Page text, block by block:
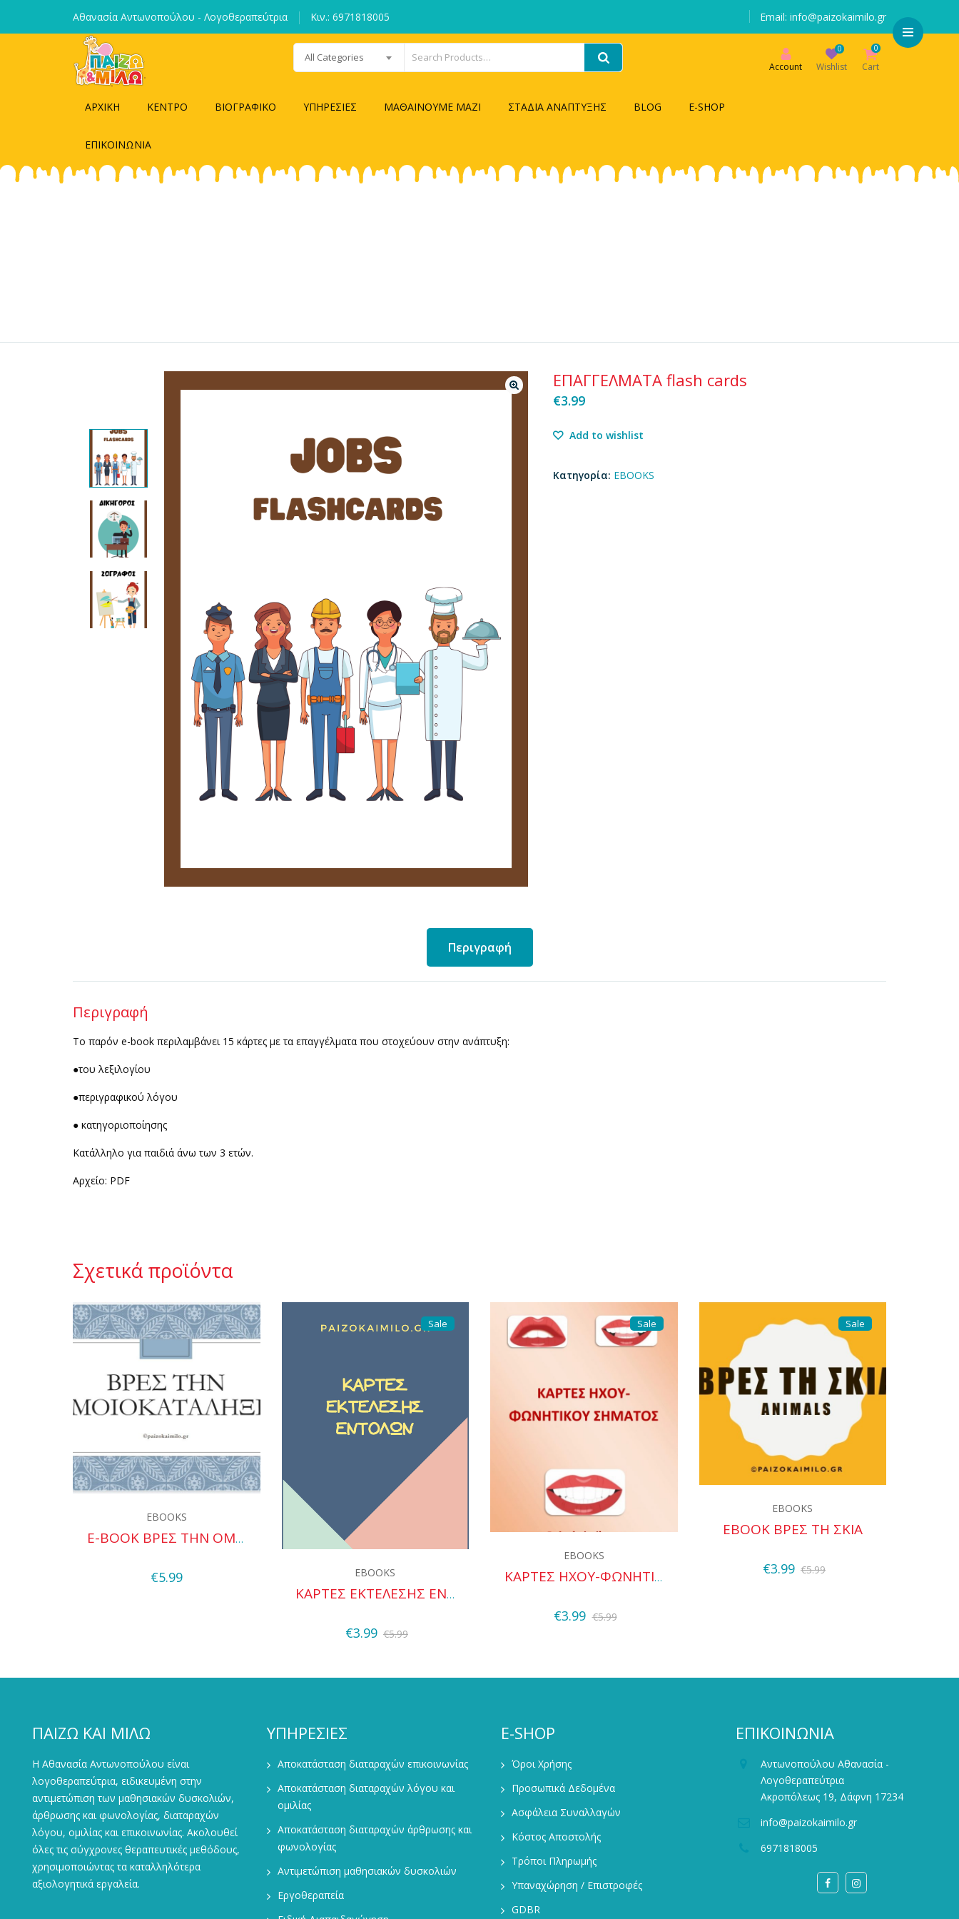
Αθανασία Αντωνοπούλου - Λογοθεραπεύτρια Κιν.: 6971818005 Email: info@paizokaimilo.gr
All Categories
Cart
0
Wishlist
0
Account
ΑΡΧΙΚΗ ΚΕΝΤΡΟ ΒΙΟΓΡΑΦΙΚΟ ΥΠΗΡΕΣΙΕΣ ΜΑΘΑΙΝΟΥΜΕ ΜΑΖΙ ΣΤΑΔΙΑ ΑΝΑΠΤΥΞΗΣ BLOG E-SHOP
ΕΠΙΚΟΙΝΩΝΙΑ
ΕΠΑΓΓΕΛΜΑΤΑ flash cards
€3.99
Add to wishlist
Κατηγορία: EBOOKS
Περιγραφή
Περιγραφή
Το παρόν e-book περιλαμβάνει 15 κάρτες με τα επαγγέλματα που στοχεύουν στην ανάπτυξη:
●του λεξιλογίου
●περιγραφικού λόγου
● κατηγοριοποίησης
Κατάλληλο για παιδιά άνω των 3 ετών.
Αρχείο: PDF
Σχετικά προϊόντα
EBOOKS
E-BOOK ΒΡΕΣ ΤΗΝ ΟΜΟΙΟΚΑΤΑΛΗΞΙΑ
€5.99
Sale
EBOOKS
KAΡΤΕΣ ΕΚΤΕΛΕΣΗΣ ΕΝΤΟΛΩΝ
€3.99 €5.99
Sale
EBOOKS
ΚΑΡΤΕΣ ΗΧΟΥ-ΦΩΝΗΤΙΚΟΥ ΣΥΣΤΗΜΑΤΟΣ
€3.99 €5.99
Sale
EBOOKS
EBOOK ΒΡΕΣ ΤΗ ΣΚΙΑ
€3.99 €5.99
ΠΑΙΖΩ ΚΑΙ ΜΙΛΩ
Η Αθανασία Αντωνοπούλου είναι
λογοθεραπεύτρια, ειδικευμένη στην
αντιμετώπιση των μαθησιακών δυσκολιών,
άρθρωσης και φωνολογίας, διαταραχών
λόγου, ομιλίας και επικοινωνίας. Ακολουθεί
όλες τις σύγχρονες θεραπευτικές μεθόδους,
χρησιμοποιώντας τα καταλληλότερα
αξιολογητικά εργαλεία.
ΥΠΗΡΕΣΙΕΣ
Αποκατάσταση διαταραχών επικοινωνίας
Αποκατάσταση διαταραχών λόγου και
ομιλίας
Αποκατάσταση διαταραχών άρθρωσης και
φωνολογίας
Αντιμετώπιση μαθησιακών δυσκολιών
Εργοθεραπεία
E-SHOP
Όροι Χρήσης
Προσωπικά Δεδομένα
Ασφάλεια Συναλλαγών
Κόστος Αποστολής
Τρόποι Πληρωμής
Υπαναχώρηση / Επιστροφές
GDBR
ΕΠΙΚΟΙΝΩΝΙΑ
Αντωνοπούλου Αθανασία -
Λογοθεραπεύτρια
Ακροπόλεως 19, Δάφνη 17234
info@paizokaimilo.gr
6971818005